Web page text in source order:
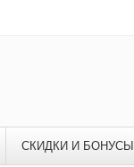
СКИДКИ И БОНУСЫ